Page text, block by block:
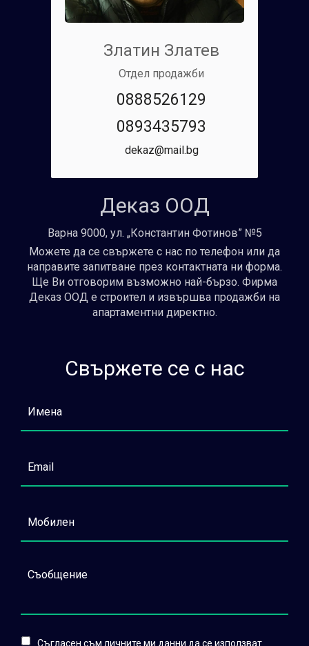
Златин Златев
Отдел продажби
0888526129
0893435793
dekaz@mail.bg
Деказ ООД
Варна 9000, ул. „Константин Фотинов” №5
Можете да се свържете с нас по телефон или да
направите запитване през контактната ни форма.
Ще Ви отговорим възможно най-бързо. Фирма
Деказ ООД е строител и извършва продажби на
апартаментни директно.
Свържете се с нас
Съгласен съм личните ми данни да се използват